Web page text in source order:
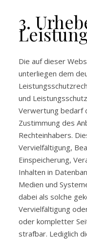
3.
Die auf dieser
unterliegen dem
und
Verwertung bedarf
Zustimmung des
Rechteinhabers.
Vervielfältigung,
Einspeicherung,
Inhalten in
Medien und
dabei als solche
Vervielfältigung
oder kompletter
strafbar. Lediglich